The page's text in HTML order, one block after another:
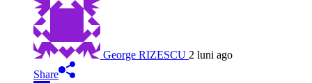
George RIZESCU 2 luni ago
Share